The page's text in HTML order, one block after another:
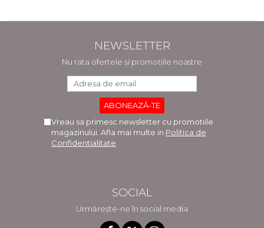
NEWSLETTER
Nu rata ofertele și promoțiile noastre
Vreau sa primesc newsletter cu promotiile
magazinului. Afla mai multe in Politica de
Confidentialitate
SOCIAL
Urmărește-ne în social media